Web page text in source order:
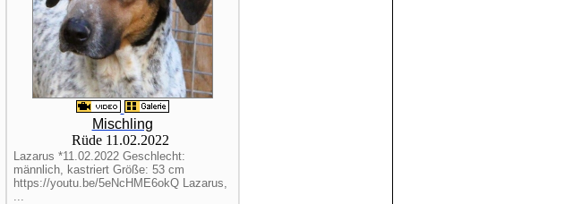
Mischling
Rüde 11.02.2022
Lazarus *11.02.2022 Geschlecht:
männlich, kastriert Größe: 53 cm
https://youtu.be/5eNcHME6okQ Lazarus,
...